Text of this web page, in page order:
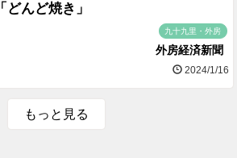
「どんど焼き」
九十九里・外房
外房経済新聞
2024/1/16
もっと見る